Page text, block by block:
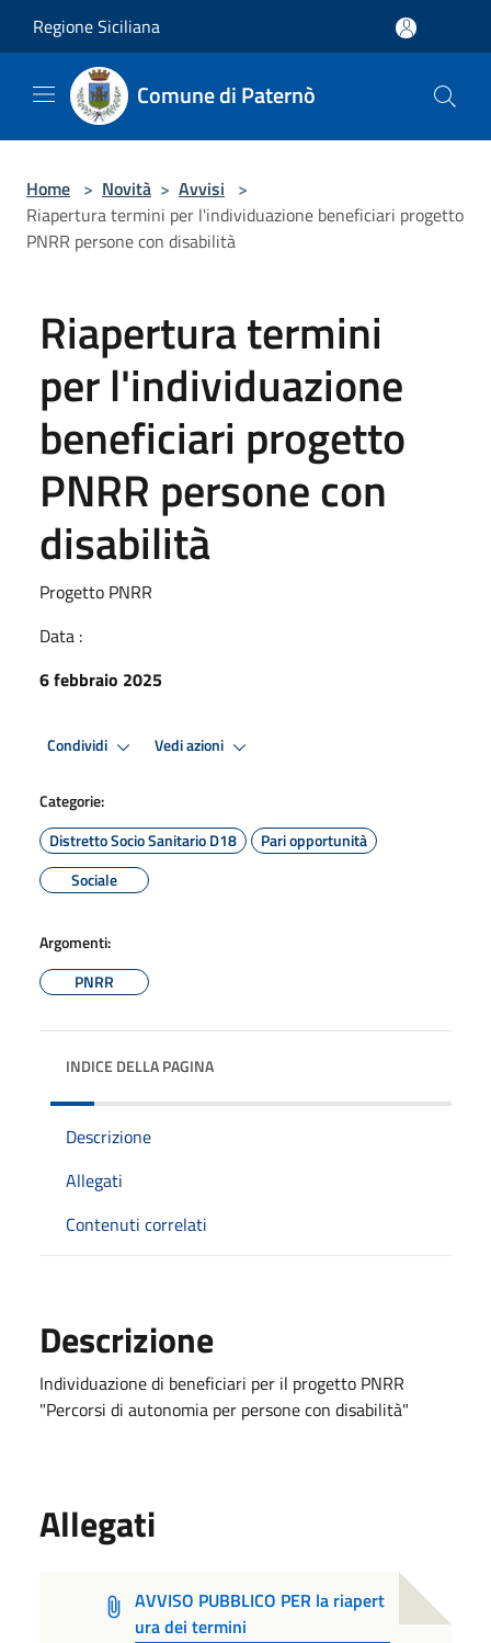
Regione Siciliana
Comune di Paternò
Home > Novità > Avvisi >
Riapertura termini per l'individuazione beneficiari progetto
PNRR persone con disabilità
Riapertura termini
per l'individuazione
beneficiari progetto
PNRR persone con
disabilità
Progetto PNRR
Data :
6 febbraio 2025
Condividi Vedi azioni
Categorie:
Distretto Socio Sanitario D18
Pari opportunità
Sociale
Argomenti:
PNRR
INDICE DELLA PAGINA
Descrizione
Allegati
Contenuti correlati
Descrizione
Individuazione di beneficiari per il progetto PNRR
"Percorsi di autonomia per persone con disabilità"
Allegati
AVVISO PUBBLICO PER la riapert
ura dei termini